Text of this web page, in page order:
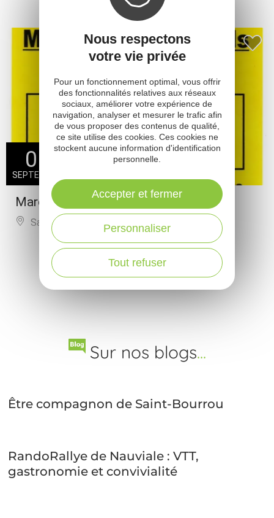
Marchés gourmands en nocturne
05
SEPTEMBRE
Salles-la-Source
PLUS DE RÉSULTATS
Sur nos blogs...
Être compagnon de Saint-Bourrou
RandoRallye de Nauviale : VTT,
gastronomie et convivialité
Nous respectons
votre vie privée
Pour un fonctionnement optimal, vous offrir
des fonctionnalités relatives aux réseaux
sociaux, améliorer votre expérience de
navigation, analyser et mesurer le trafic afin
de vous proposer des contenus de qualité,
ce site utilise des cookies. Ces cookies ne
stockent aucune information d'identification
personnelle.
Tout refuser
Personnaliser
Accepter et fermer